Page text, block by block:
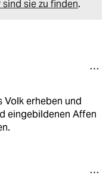
sind sie zu finden.
Volk erheben und
eingebildenen Affen